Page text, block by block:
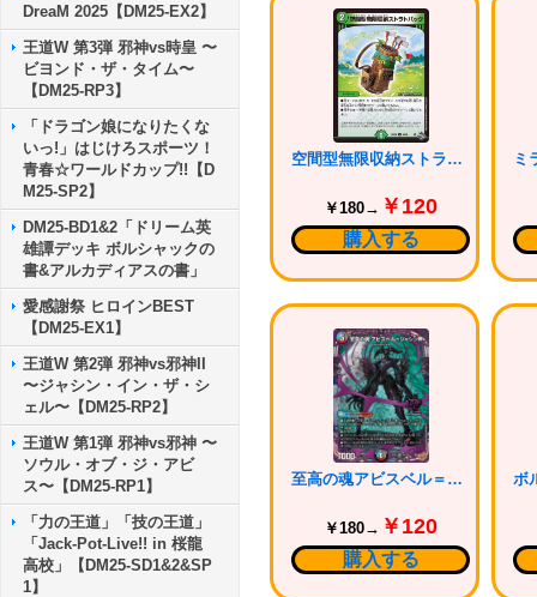
DreaM 2025【DM25-EX2】
王道W 第3弾 邪神vs時皇 〜
ビヨンド・ザ・タイム〜
【DM25-RP3】
「ドラゴン娘になりたくな
いっ!」はじけろスポーツ！
青春☆ワールドカップ!!【D
M25-SP2】
DM25-BD1&2「ドリーム英
雄譚デッキ ボルシャックの
書&アルカディアスの書」
愛感謝祭 ヒロインBEST
【DM25-EX1】
王道W 第2弾 邪神vs邪神II
〜ジャシン・イン・ザ・シ
ェル〜【DM25-RP2】
王道W 第1弾 邪神vs邪神 〜
ソウル・オブ・ジ・アビ
ス〜【DM25-RP1】
「力の王道」「技の王道」
「Jack-Pot-Live!! in 桜龍
高校」【DM25-SD1&2&SP
1】
空間型無限収納ストラトバッグ
￥180→ ￥120
購入する
至高の魂アビスベル＝ジャシン帝
￥180→ ￥120
購入する